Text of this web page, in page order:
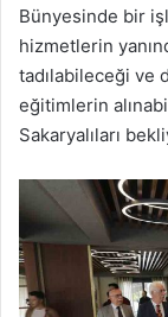
Bünyesinde bir
hizmetlerin
tadılabileceği ve
eğitimlerin
Sakaryalıları